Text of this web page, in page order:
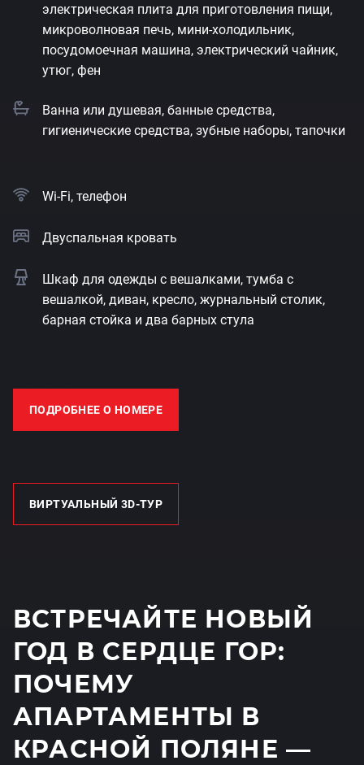
электрическая плита для приготовления пищи,
микроволновая печь, мини-холодильник,
посудомоечная машина, электрический чайник,
утюг, фен
Ванна или душевая, банные средства,
гигиенические средства, зубные наборы, тапочки
Wi-Fi, телефон
Двуспальная кровать
Шкаф для одежды с вешалками, тумба с
вешалкой, диван, кресло, журнальный столик,
барная стойка и два барных стула
ПОДРОБНЕЕ О НОМЕРЕ
ВИРТУАЛЬНЫЙ 3D-ТУР
ВСТРЕЧАЙТЕ НОВЫЙ
ГОД В СЕРДЦЕ ГОР:
ПОЧЕМУ
АПАРТАМЕНТЫ В
КРАСНОЙ ПОЛЯНЕ —